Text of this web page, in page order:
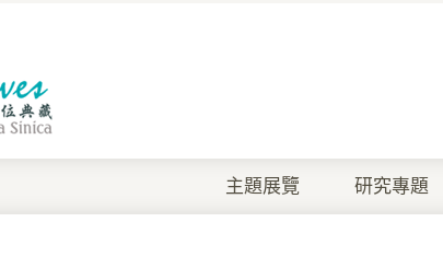
主題展覽 研究專題